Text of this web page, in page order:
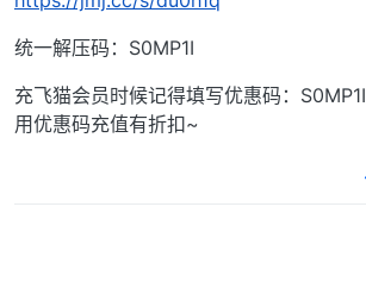
统一解压码：S0MP1I
充飞猫会员时候记得填写优惠码：S0MP1I
用优惠码充值有折扣~